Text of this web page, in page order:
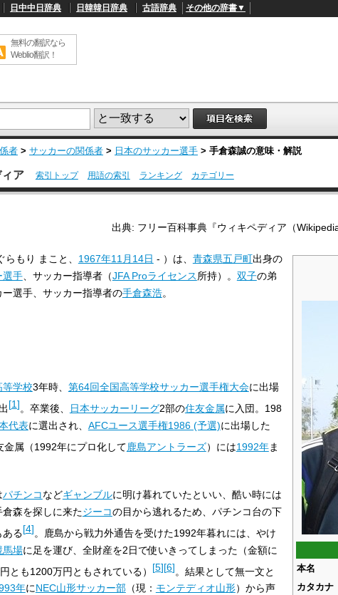
日中中日辞典 日韓韓日辞典 古語辞典 その他の辞書▼
無料の翻訳なら
Weblio翻訳！
者 > サッカーの関係者 > 日本のサッカー選手 > 手倉森誠の意味・解説
U
/
L
d
e
:
4
1
.
2
1
ア 索引トップ 用語の索引 ランキング カテゴリー
出典: フリー百科事典『ウィキペディア（
本名
カタカナ
らもり まこと、 1967年11月14日 - ）は、 青森県五戸町出身の
選手、サッカー指導者（JFA Proライセンス所持）。 双子の弟
選手、サッカー指導者の手倉森浩。
等学校3年時、 第64回全国高等学校サッカー選手権大会に出場
[1]。卒業後、 日本サッカーリーグ2部の住友金属に入団。198
代表に選出され、 AFCユース選手権1986 (予選)に出場した
金属（1992年にプロ化して鹿島アントラーズ）には1992年ま
パチンコなどギャンブルに明け暮れていたといい、酷い時には
森を探しに来たジーコの目から逃れるため、パチンコ台の下
ある[4]。鹿島から戦力外通告を受けた1992年暮れには、やけ
馬場に足を運び、全財産を2日で使いきってしまった（金額に
とも1200万円ともされている） [5][6]。結果として無一文と
年にNEC山形サッカー部（現： モンテディオ山形）から声